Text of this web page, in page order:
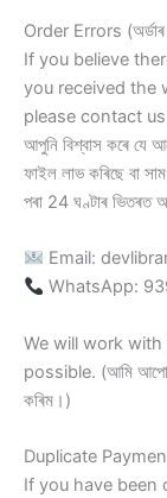
Order Errors (অৰ্ডাৰ
If you believe
you received the
please contact
আপুনি বিশ্বাস কৰে যে
ফাইল লাভ কৰিছে বা
পৰা 24 ঘণ্টাৰ ভিতৰত
Email:
WhatsApp:
We will work
possible. (আমি
কৰিম।)
Duplicate Payments
If you have been